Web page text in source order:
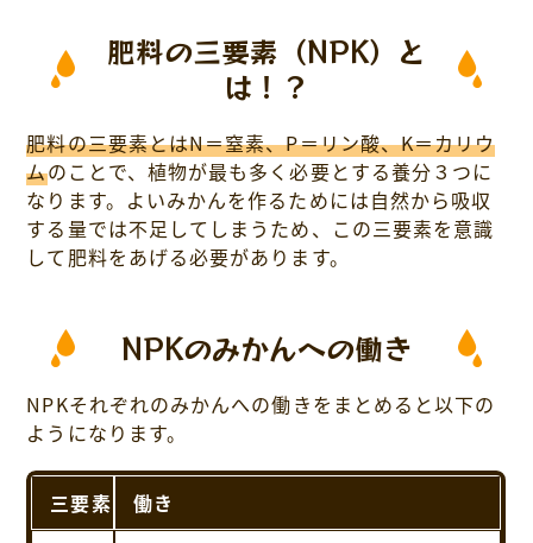
肥料の三要素（NPK）と
は！？
肥料の三要素とはN＝窒素、P＝リン酸、K＝カリウ
ムのことで、植物が最も多く必要とする養分３つに
なります。よいみかんを作るためには自然から吸収
する量では不足してしまうため、この三要素を意識
して肥料をあげる必要があります。
NPKのみかんへの働き
NPKそれぞれのみかんへの働きをまとめると以下の
ようになります。
三要素
働き